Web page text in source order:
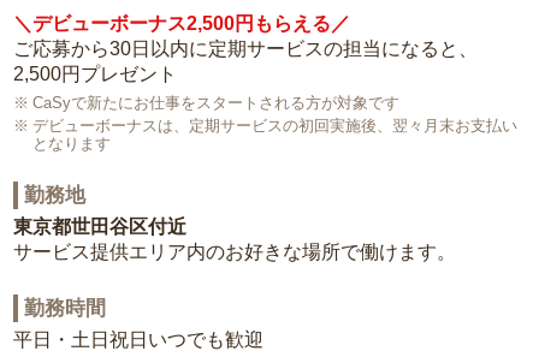
＼デビューボーナス2,500円もらえる／
ご応募から30日以内に定期サービスの担当になると、
2,500円プレゼント
CaSyで新たにお仕事をスタートされる方が対象です
デビューボーナスは、定期サービスの初回実施後、翌々月末お支払い
となります
勤務地
東京都世田谷区付近
サービス提供エリア内のお好きな場所で働けます。
勤務時間
平日・土日祝日いつでも歓迎